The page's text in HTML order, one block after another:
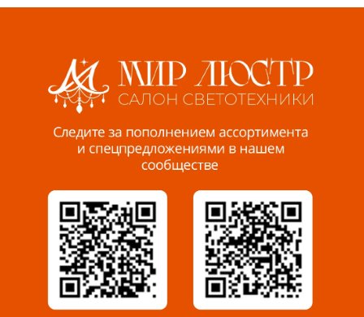
Пенза, ул. Пролетарская, 61 ТЦ "Стройбери"
Миасс, ул. Романенко, 95
8 922 500 30 39
Сызрань, ул. Декабристов, 1А
8 927 009 54 63